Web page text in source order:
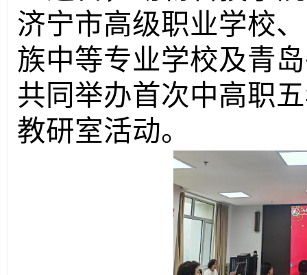
济宁市高级职业学校
族中等专业学校及青
共同举办首次中高职
教研室活动。